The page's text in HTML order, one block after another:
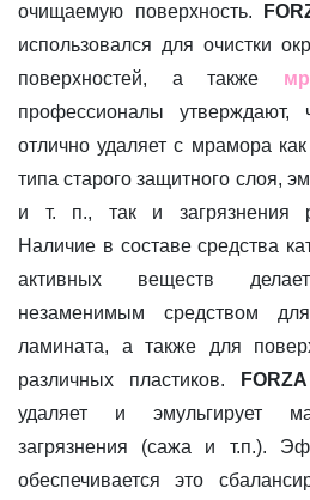
очищаемую поверхность.
использовался для очистки
поверхностей, а также
профессионалы утверждают,
отлично удаляет с мрамора
типа старого защитного слоя,
и т. п., так и загрязнения
Наличие в составе средства
активных веществ
незаменимым средством
ламината, а также для
различных пластиков.
удаляет и эмульгирует
загрязнения (сажа и т.п.).
обеспечивается это